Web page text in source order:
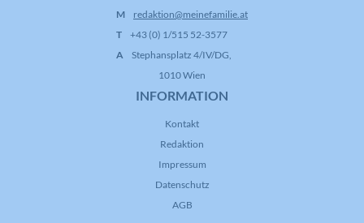
M
redaktion@meinefamilie.at
T
+43 (0) 1/515 52-3577
A
Stephansplatz 4/IV/DG,
1010 Wien
INFORMATION
Kontakt
Redaktion
Impressum
Datenschutz
AGB